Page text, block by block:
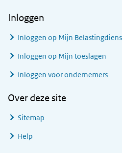
Inloggen
Inloggen op Mijn
Inloggen op Mijn toeslagen
Inloggen voor ondernemers
Over deze site
Sitemap
Help